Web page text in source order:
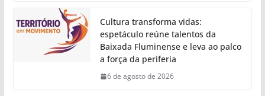
Cultura transforma vidas:
espetáculo reúne talentos da
Baixada Fluminense e leva ao palco
a força da periferia
6 de agosto de 2026